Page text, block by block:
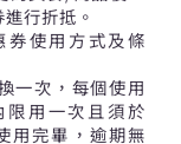
行折抵。
使用方式及條
一次，每個使用
用一次且須於
用完畢，逾期無